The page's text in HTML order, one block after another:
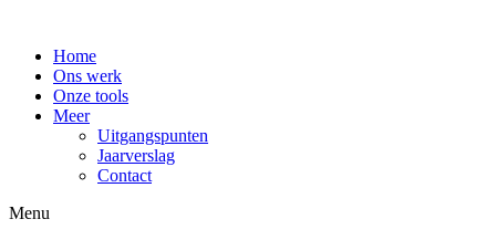
Home
Ons werk
Onze tools
Meer
Uitgangspunten
Jaarverslag
Contact
Menu